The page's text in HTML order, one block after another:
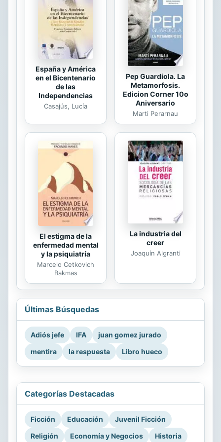
adquiridos. El texto comienza con un
estudio de los elementos básicos del
sistema fiscal español. ...
España y América
en el Bicentenario
de las
Independencias
Casajús, Lucía
Pep Guardiola. La
Metamorfosis.
Edicion Corner 10o
Aniversario
Marti Perarnau
El estigma de la
enfermedad mental
y la psiquiatría
Marcelo Cetkovich
Bakmas
La industria del
creer
Joaquín Algranti
Últimas Búsquedas
Adiós jefe IFA
juan gomez jurado
mentira
la respuesta Libro hueco
Categorías Destacadas
Ficción Educación
Juvenil Ficción
Religión
Economía y Negocios Historia